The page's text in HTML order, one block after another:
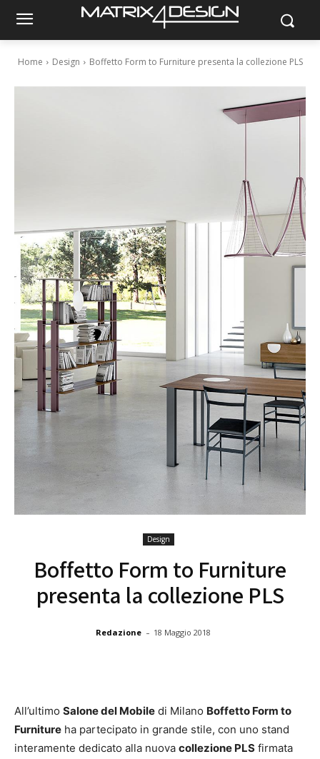
Home Design Boffetto Form to Furniture presenta la collezione PLS
Design
Boffetto Form to Furniture
presenta la collezione PLS
Redazione - 18 Maggio 2018
All’ultimo Salone del Mobile di Milano Boffetto Form to
Furniture ha partecipato in grande stile, con uno stand
interamente dedicato alla nuova collezione PLS firmata